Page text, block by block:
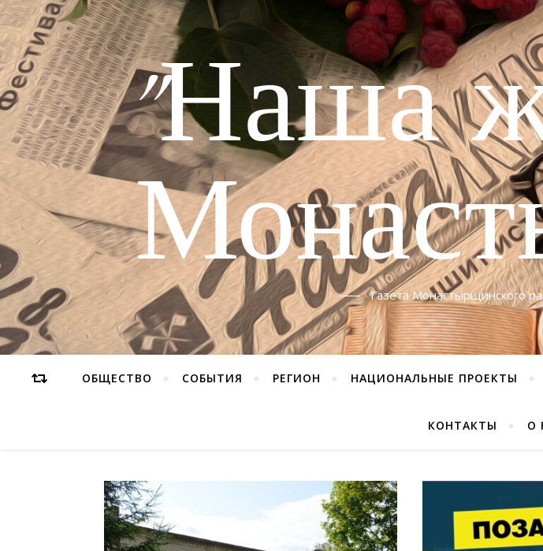
"Наша
Газета Монастырщинского
ОБЩЕСТВО СОБЫТИЯ РЕГИОН НАЦИОНАЛЬНЫЕ ПРОЕКТЫ
КОНТАКТЫ О